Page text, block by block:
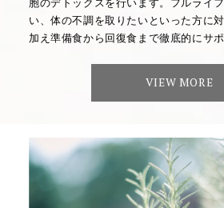
胞のデトックスを行います。フルライ
い、体の不調を取りたいといった方に
加え準備食から回復食まで徹底的にサ
VIEW MORE